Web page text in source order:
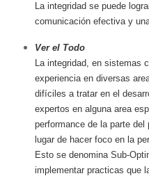
La integridad se puede
comunicación efectiva y
Ver el Todo
La integridad, en sistemas
experiencia en diversas
difíciles a tratar en el
expertos en alguna area
performance de la parte del
lugar de hacer foco en la
Esto se denomina Sub-
implementar practicas que